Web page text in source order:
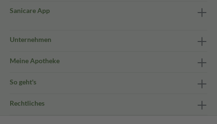
Sanicare App
Unternehmen
Meine Apotheke
So geht's
Rechtliches